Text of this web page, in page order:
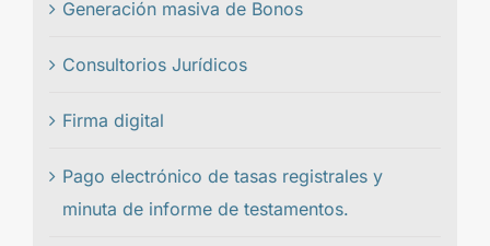
Generación masiva de Bonos
Consultorios Jurídicos
Firma digital
Pago electrónico de tasas registrales y
minuta de informe de testamentos.